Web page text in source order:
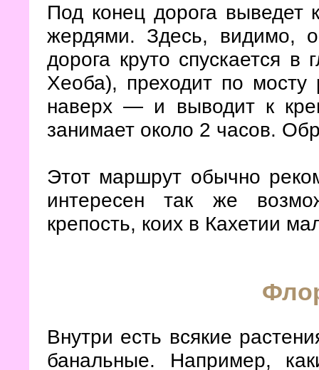
Под конец дорога выведет
жердями. Здесь, видимо,
дорога круто спускается в
Хеоба), преходит по мосту
наверх — и выводит к
занимает около 2 часов.
Этот маршрут обычно
интересен так же
крепость, коих в Кахетии
Внутри есть всякие
банальные. Например,